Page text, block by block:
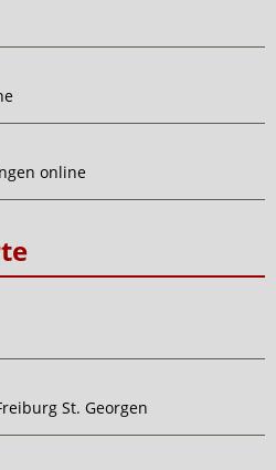
online
St. Georgen